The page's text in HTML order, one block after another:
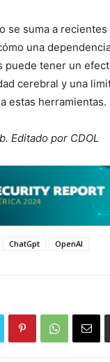
se suma a
una
puede tener un
cerebral y una
estas herramientas.
Editado por CDOL
ChatGpt OpenAI